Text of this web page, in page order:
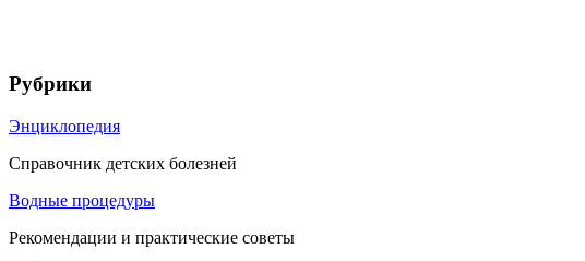
Рубрики
Энциклопедия
Справочник детских болезней
Водные процедуры
Рекомендации и практические советы